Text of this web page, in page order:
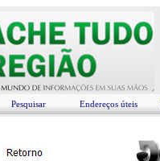
Pesquisar Endereços úteis